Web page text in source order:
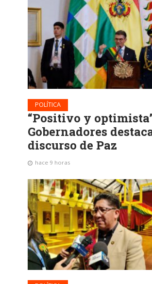
POLÍTICA
“Positivo y
Gobernadores
discurso de Paz
hace 9 horas